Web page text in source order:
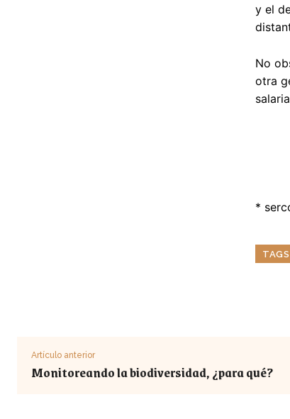
y el
No
otra
*
TAGS
Artículo anterior
Monitoreando la biodiversidad, ¿para qué?